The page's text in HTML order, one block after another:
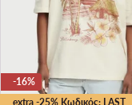
extra -25% Κωδικός: LAST
-16%